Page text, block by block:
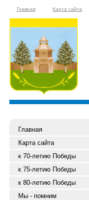
Главная Карта сайта
Главная
Карта сайта
к 70-летию Победы
к 75-летию Победы
к 80-летию Победы
Мы - помним